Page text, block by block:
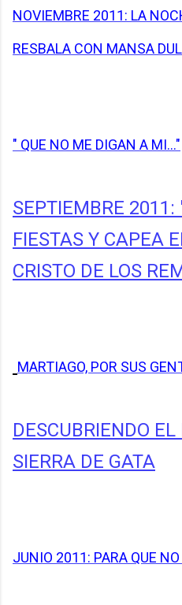
NOVIEMBRE 2011: LA
RESBALA CON MANSA
" QUE NO ME DIGAN A MI..."
SEPTIEMBRE 2011:
FIESTAS Y CAPEA
CRISTO DE LOS
MARTIAGO, POR SUS
DESCUBRIENDO
SIERRA DE GATA
JUNIO 2011: PARA QUE